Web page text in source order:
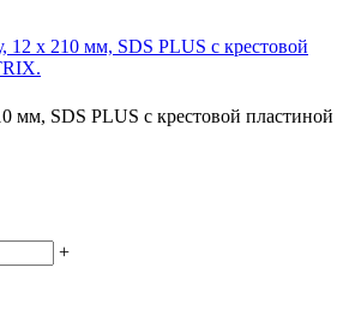
мм, SDS PLUS c крестовой пластиной
+